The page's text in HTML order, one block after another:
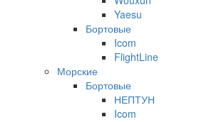
Yaesu
Бортовые
Icom
FlightLine
Морские
Бортовые
НЕПТУН
Icom